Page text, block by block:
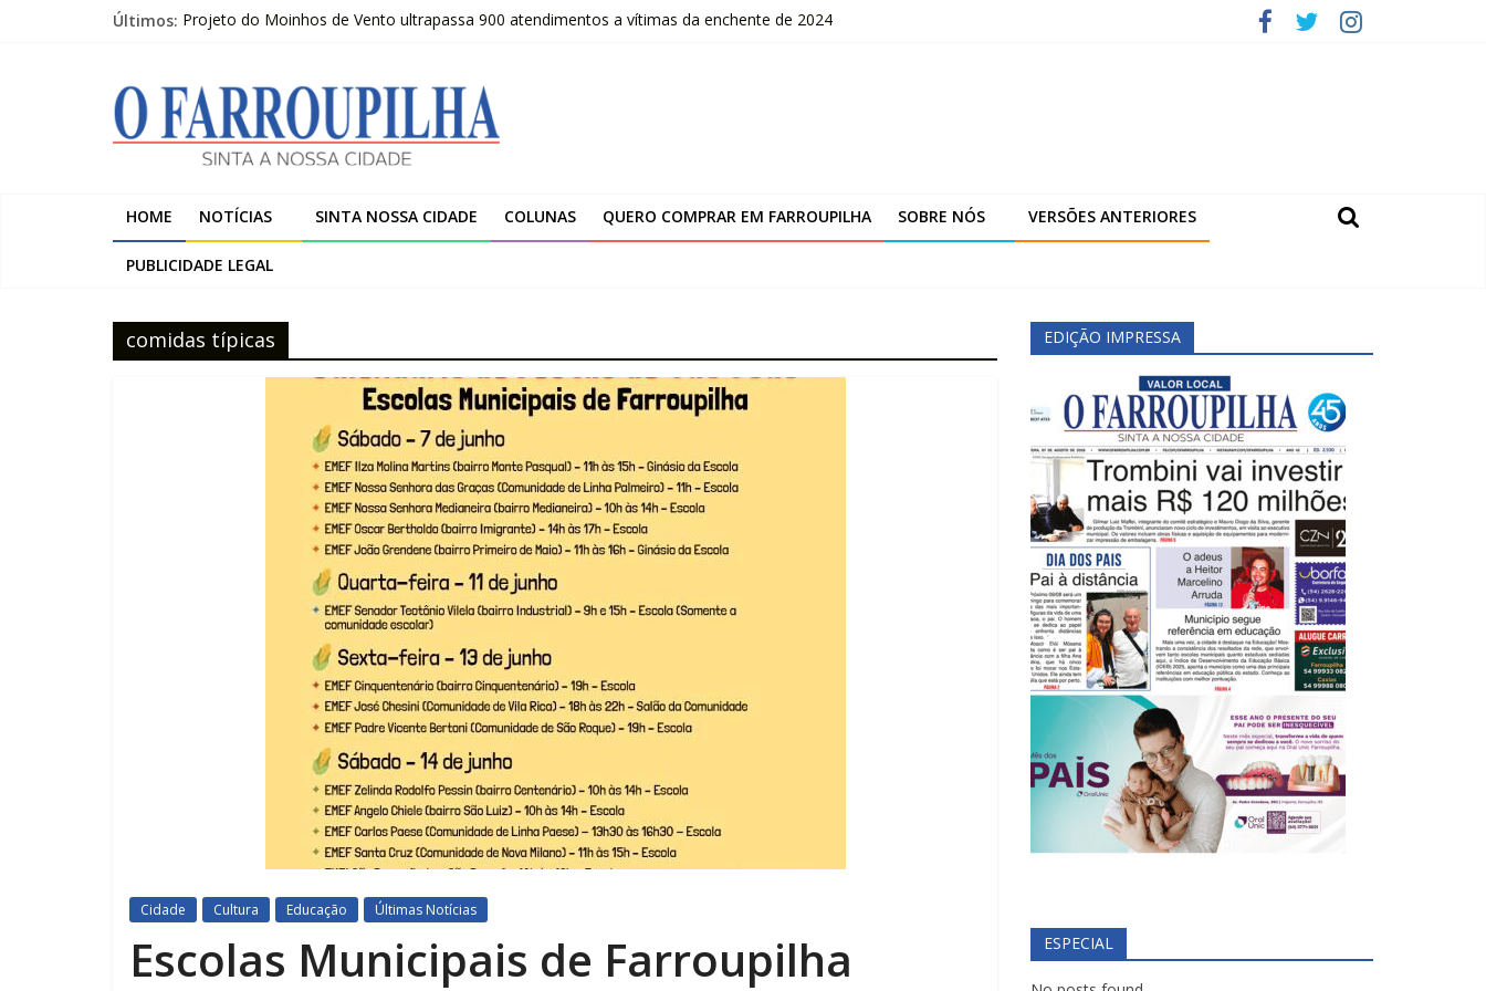
Últimos: Projeto do Moinhos de Vento ultrapassa 900 atendimentos a vítimas da enchente de 2024
Sicredi Serrana promove formação para profissionais de Apaes
Farroupilha recebe o 5º Festival de Inverno da Escola Pública de Música
O
Farroupilha
Cidade
HOME NOTÍCIAS SINTA NOSSA CIDADE COLUNAS QUERO COMPRAR EM FARROUPILHA SOBRE NÓS VERSÕES ANTERIORES
PUBLICIDADE LEGAL
comidas típicas
Cidade Cultura Educação Últimas Notícias
Escolas Municipais de Farroupilha
EDIÇÃO IMPRESSA
ESPECIAL